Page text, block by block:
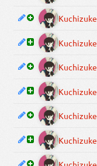
Kuchizuke
Kuchizuke
Kuchizuke
Kuchizuke
Kuchizuke
Kuchizuke